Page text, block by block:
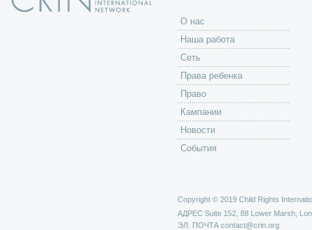
O нас
Наша работа
Сеть
Права ребенка
Право
Кампании
Новости
События
Copyright © 2019 Child Rights
АДРЕС Suite 152, 88 Lower Marsh,
ЭЛ. ПОЧТА contact@crin.org